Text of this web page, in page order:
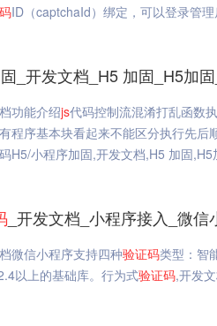
ID（captchaId）绑定，可以登录管
_开发文档_H5 加固_H5加
功能介绍js代码控制流混淆打乱函数
程序基本块看起来不能区分执行先后
H5/小程序加固,开发文档,H5 加固,H5
_开发文档_小程序接入_微
微信小程序支持四种验证码类型：智
以上的基础库。行为式验证码,开发